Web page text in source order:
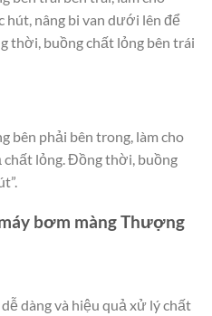
hút, nâng bi van dưới lên để
thời, buồng chất lỏng bên trái
bên phải bên trong, làm cho
chất lỏng. Đồng thời, buồng
bơm màng Thượng
dàng và hiệu quả xử lý chất